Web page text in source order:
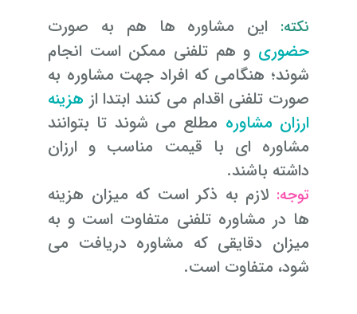
نکته: این مشاوره ها هم به صورت
حضوری و هم تلفنی ممکن است انجام
شوند؛ هنگامی که افراد جهت مشاوره به
صورت تلفنی اقدام می کنند ابتدا از هزینه
ارزان مشاوره مطلع می شوند تا بتوانند
مشاوره ای با قیمت مناسب و ارزان
داشته باشند.
توجه: لازم به ذکر است که میزان هزینه
ها در مشاوره تلفنی متفاوت است و به
میزان دقایقی که مشاوره دریافت می
شود، متفاوت است.